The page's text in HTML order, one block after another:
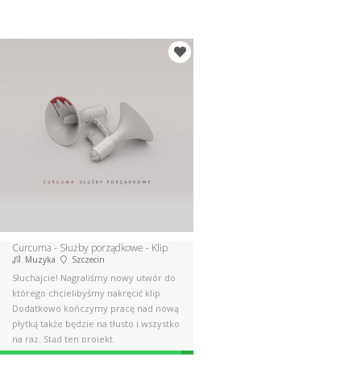
Curcuma - Służby porządkowe - Klip
Muzyka Szczecin
Słuchajcie! Nagraliśmy nowy utwór do
którego chcielibyśmy nakręcić klip.
Dodatkowo kończymy pracę nad nową
płytką także będzie na tłusto i wszystko
na raz. Stąd ten projekt.